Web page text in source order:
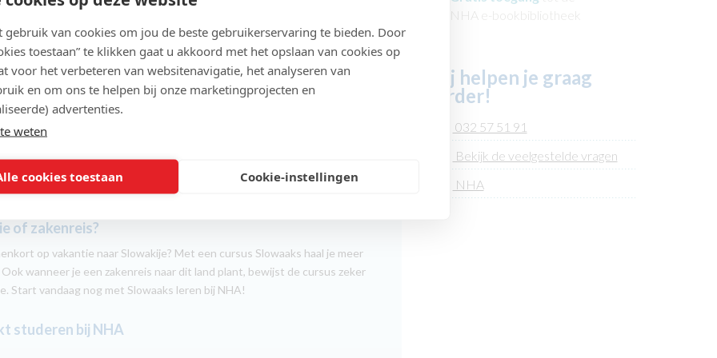
gebruik van cookies om jou de beste gebruikerservaring te bieden. Door
toestaan” te klikken gaat u akkoord met het opslaan van cookies op
voor het verbeteren van websitenavigatie, het analyseren van
en om ons te helpen bij onze marketingprojecten en
advertenties.
weten
cookies toestaan Cookie-instellingen
Slowaaks leer je onder meer uitdrukkingen voor:
zoals begroetingen
en tijd
van de weg
en medische vragen
en drinken, winkelen en ontspanning
of zakenreis?
op vakantie naar Slowakije? Met een cursus Slowaaks haal je meer
wanneer je een zakenreis naar dit land plant, bewijst de cursus zeker
Start vandaag nog met Slowaaks leren bij NHA!
studeren bij NHA
NHA e-bookbibliotheek
Wij helpen je graag
verder!
032 57 51 91
Bekijk de veelgestelde vragen
NHA